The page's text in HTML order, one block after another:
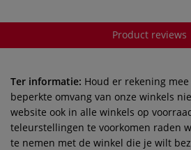
Product reviews
Ter informatie: Houd er rekening
beperkte omvang van onze winkels
website ook in alle winkels op
teleurstellingen te voorkomen raden
te nemen met de winkel die je wilt